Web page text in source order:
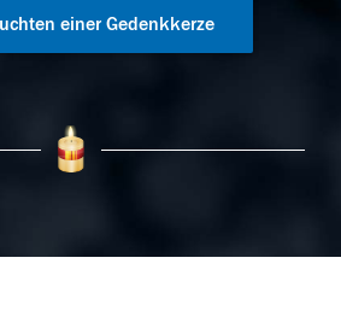
einer Gedenkkerze